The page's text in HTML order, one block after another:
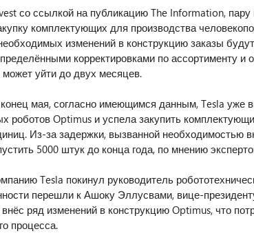
со ссылкой на публикацию The Information, пару
комплектующих для производства
изменений в конструкцию заказы
корректировками по ассортименту
уйти до двух месяцев.
мая, согласно имеющимся данным, Tesla уже
роботов Optimus и успела закупить
Из-за задержки, вызванной необходимостью
5000 штук до конца года, по мнению
Tesla покинул руководитель
перешли к Ашоку Эллусвами, вице-
ряд изменений в конструкцию Optimus, что
процесса.